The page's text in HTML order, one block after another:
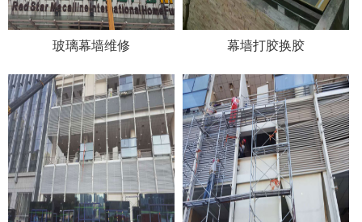
玻璃幕墙维修 幕墙打胶换胶